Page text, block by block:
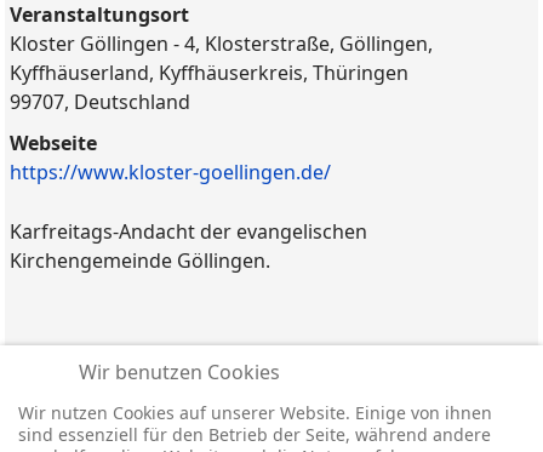
Veranstaltungsort
Kloster Göllingen - 4, Klosterstraße, Göllingen,
Kyffhäuserland, Kyffhäuserkreis, Thüringen
99707, Deutschland
Webseite
https://www.kloster-goellingen.de/
Karfreitags-Andacht der evangelischen
Kirchengemeinde Göllingen.
Alle DatenWir benutzen Cookies
Wir nutzen Cookies auf unserer Website. Einige von ihnen
sind essenziell für den Betrieb der Seite, während andere